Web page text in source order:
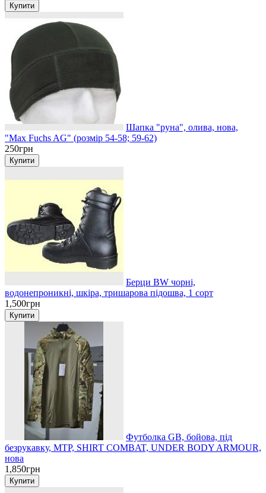
Шапка "руна", олива, нова,
"Max Fuchs AG" (розмір 54-58; 59-62)
250грн
Берци BW чорні,
водонепроникні, шкіра, тришарова підошва, 1 сорт
1,500грн
Футболка GB, бойова, під
безрукавку, MTP, SHIRT COMBAT, UNDER BODY ARMOUR,
нова
1,850грн